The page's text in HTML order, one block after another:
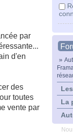
»
La
par
d'en
des
toutes
vente par